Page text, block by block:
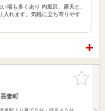
場も多くあり 内風呂、露天と、
入れます。気軽に立ち寄りやす
お気に入
りに追加
妻町